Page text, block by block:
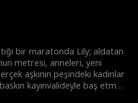
bir maratonda Lily; aldatan
metresi, anneleri, yeni
aşkının peşindeki kadınlar
kayınvalideyle baş etmek